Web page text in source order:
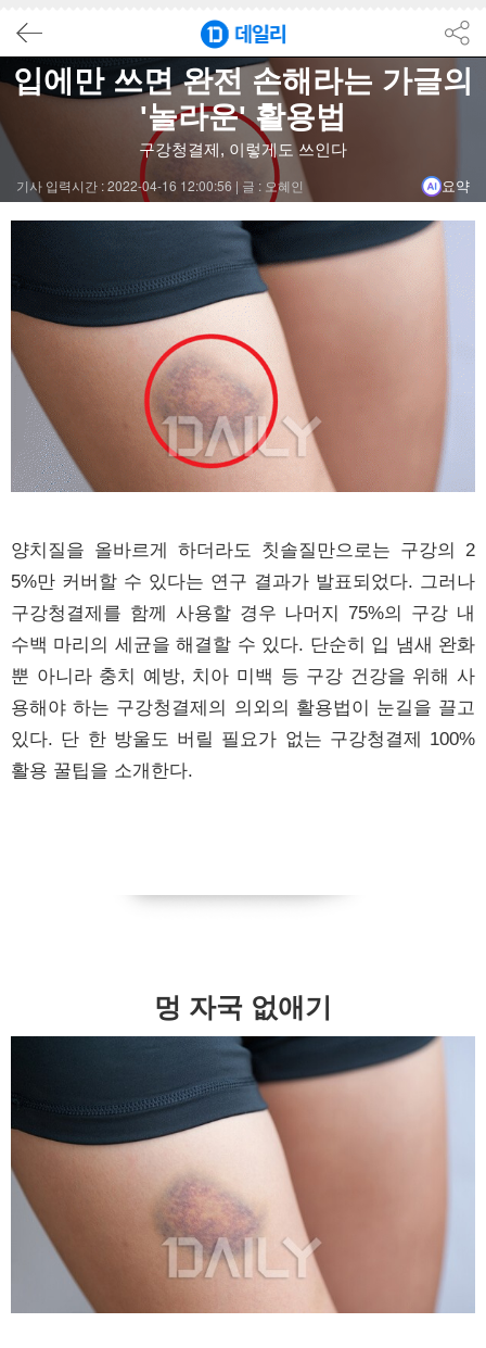
입에만 쓰면 완전 손해라는 가글의
'놀라운' 활용법
구강청결제, 이렇게도 쓰인다
기사 입력시간 : 2022-04-16 12:00:56 | 글 : 오혜인 요약
결론
구강청결제를 사용하면 칫솔질로 커버할 수 없는 75%의 구강
구강청결제를 활용해 멍 자국을 완화하고, 발 냄새 제거 및 욕실
겨드랑이 냄새 제거와 비듬 제거, 안경 렌즈 세척에도 구강청결
칫솔 살균, 리모컨 세척, 휴지통 냄새 제거, 휴대폰 액정 청소 등
#구강청결제#구강건강 #냄새제거#비듬제거
양치질을 올바르게 하더라도 칫솔질만으로는 구강의 2
5%만 커버할 수 있다는 연구 결과가 발표되었다. 그러나
구강청결제를 함께 사용할 경우 나머지 75%의 구강 내
수백 마리의 세균을 해결할 수 있다. 단순히 입 냄새 완화
뿐 아니라 충치 예방, 치아 미백 등 구강 건강을 위해 사
용해야 하는 구강청결제의 의외의 활용법이 눈길을 끌고
있다. 단 한 방울도 버릴 필요가 없는 구강청결제 100%
활용 꿀팁을 소개한다.
멍 자국 없애기